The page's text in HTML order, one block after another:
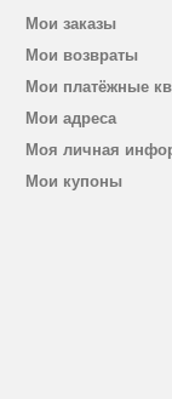
Мои заказы
Мои возвраты
Мои платёжные
Мои адреса
Моя личная
Мои купоны